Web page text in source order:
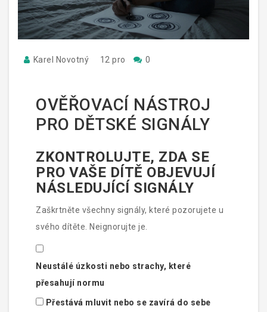
Karel Novotný 12 pro 0
OVĚŘOVACÍ NÁSTROJ
PRO DĚTSKÉ SIGNÁLY
ZKONTROLUJTE, ZDA SE
PRO VAŠE DÍTĚ OBJEVUJÍ
NÁSLEDUJÍCÍ SIGNÁLY
Zaškrtněte všechny signály, které pozorujete u
svého dítěte. Neignorujte je.
Neustálé úzkosti nebo strachy, které
přesahují normu
Přestává mluvit nebo se zavírá do sebe